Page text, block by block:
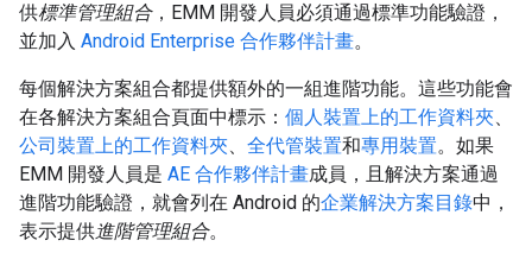
供標準管理組合，EMM 開發人員必須通過標準功能驗證，
並加入 Android Enterprise 合作夥伴計畫。
每個解決方案組合都提供額外的一組進階功能。這些功能會
在各解決方案組合頁面中標示： 個人裝置上的工作資料夾、
公司裝置上的工作資料夾、 全代管裝置和專用裝置。如果
EMM 開發人員是 AE 合作夥伴計畫成員，且解決方案通過
進階功能驗證，就會列在 Android 的企業解決方案目錄中，
表示提供進階管理組合。